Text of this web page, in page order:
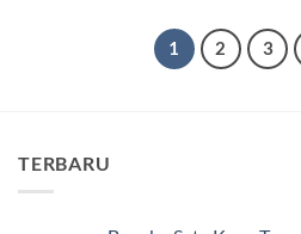
1 2 3
TERBARU